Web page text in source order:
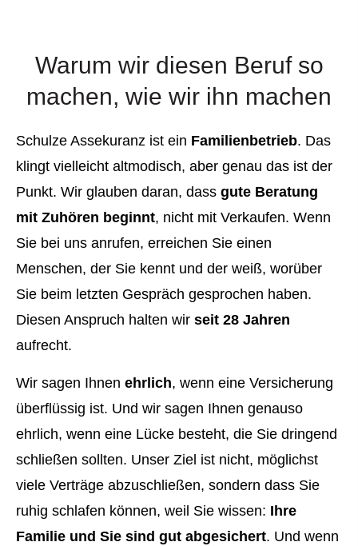
Warum wir diesen Beruf so
machen, wie wir ihn machen
Schulze Assekuranz ist ein Familienbetrieb. Das
klingt vielleicht altmodisch, aber genau das ist der
Punkt. Wir glauben daran, dass gute Beratung
mit Zuhören beginnt, nicht mit Verkaufen. Wenn
Sie bei uns anrufen, erreichen Sie einen
Menschen, der Sie kennt und der weiß, worüber
Sie beim letzten Gespräch gesprochen haben.
Diesen Anspruch halten wir seit 28 Jahren
aufrecht.
Wir sagen Ihnen ehrlich, wenn eine Versicherung
überflüssig ist. Und wir sagen Ihnen genauso
ehrlich, wenn eine Lücke besteht, die Sie dringend
schließen sollten. Unser Ziel ist nicht, möglichst
viele Verträge abzuschließen, sondern dass Sie
ruhig schlafen können, weil Sie wissen: Ihre
Familie und Sie sind gut abgesichert. Und wenn